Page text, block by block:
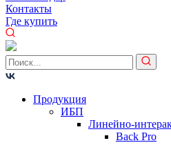
Контакты
Где купить
Продукция
ИБП
Линейно-
Back Pro